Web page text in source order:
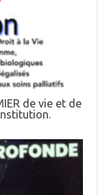
de vie et de